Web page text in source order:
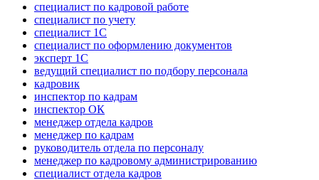
специалист по кадровой работе
специалист по учету
специалист 1С
специалист по оформлению документов
эксперт 1С
ведущий специалист по подбору персонала
кадровик
инспектор по кадрам
инспектор ОК
менеджер отдела кадров
менеджер по кадрам
руководитель отдела по персоналу
менеджер по кадровому администрированию
специалист отдела кадров